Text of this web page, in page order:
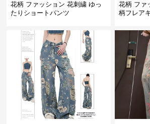
花柄 ファッション 花刺繍 ゆっ
たりショートパンツ
花柄 ファ
柄フレア